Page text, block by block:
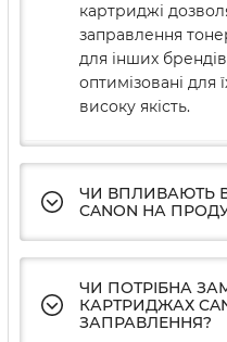
картриджі
заправлення
для інших
оптимізовані для
високу якість.
ЧИ ВПЛИВАЮТЬ
CANON НА
ЧИ ПОТРІБНА
КАРТРИДЖАХ
ЗАПРАВЛЕННЯ?